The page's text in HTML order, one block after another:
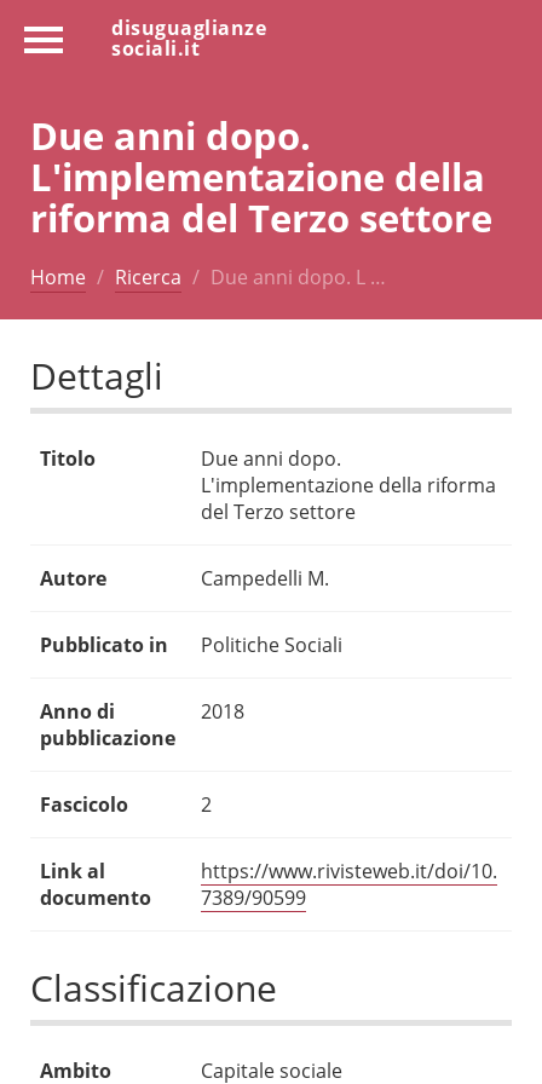
disuguaglianze
sociali.it
Due anni dopo.
L'implementazione della
riforma del Terzo settore
Home Ricerca Due anni dopo. L …
Dettagli
Titolo
Due anni dopo.
L'implementazione della riforma
del Terzo settore
Autore Campedelli M.
Pubblicato in Politiche Sociali
Anno di
pubblicazione
2018
Fascicolo 2
Link al
documento
https://www.rivisteweb.it/doi/10.
7389/90599
Classificazione
Ambito Capitale sociale